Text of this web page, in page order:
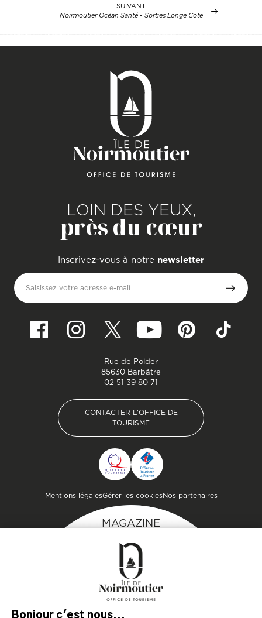
SUIVANT
Noirmoutier Océan Santé - Sorties Longe Côte
Mentions légalesGérer les cookiesNos partenaires
MAGAZINE
Inspirez-vous et
préparez votre séjour
sur l'île de Noirmoutier !
TÉLÉCHARGEZ
LOIN DES YEUX,
près du cœur
Inscrivez-vous à notre newsletter
Saisissez votre adresse e-mail
Rue de Polder
85630 Barbâtre
02 51 39 80 71
CONTACTER L'OFFICE DE
TOURISME
CONTACTER L'OFFICE DE
TOURISME